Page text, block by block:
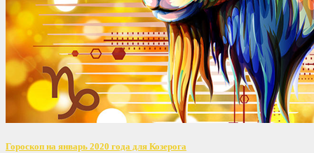
Гороскоп на январь 2020 года для Козерога